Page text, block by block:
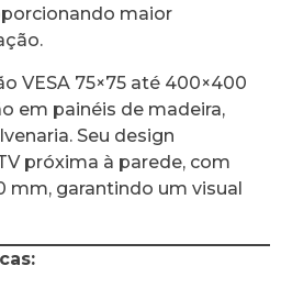
maior
VESA 75×75 até 400×400
em painéis de madeira,
Seu design
próxima à parede, com
mm, garantindo um visual